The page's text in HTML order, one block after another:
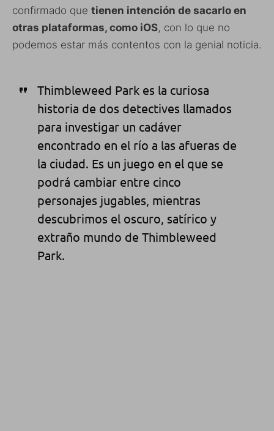
confirmado que tienen intención de sacarlo en
otras plataformas, como iOS, con lo que no
podemos estar más contentos con la genial noticia.
Thimbleweed Park es la curiosa
historia de dos detectives llamados
para investigar un cadáver
encontrado en el río a las afueras de
la ciudad. Es un juego en el que se
podrá cambiar entre cinco
personajes jugables , mientras
descubrimos el oscuro , satírico y
extraño mundo de Thimbleweed
Park.